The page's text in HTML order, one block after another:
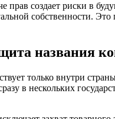
прав создает риски в
собственности.
названия
только внутри
в нескольких